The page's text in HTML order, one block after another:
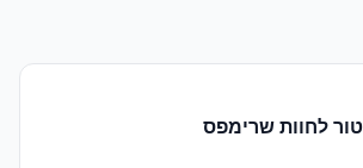
לחוות שרימפס